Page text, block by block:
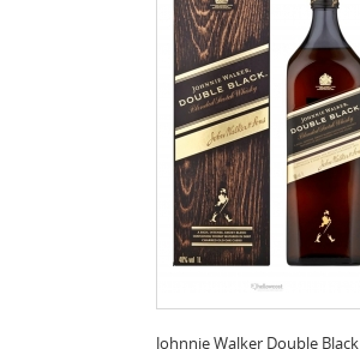
Johnnie Walker Double Black